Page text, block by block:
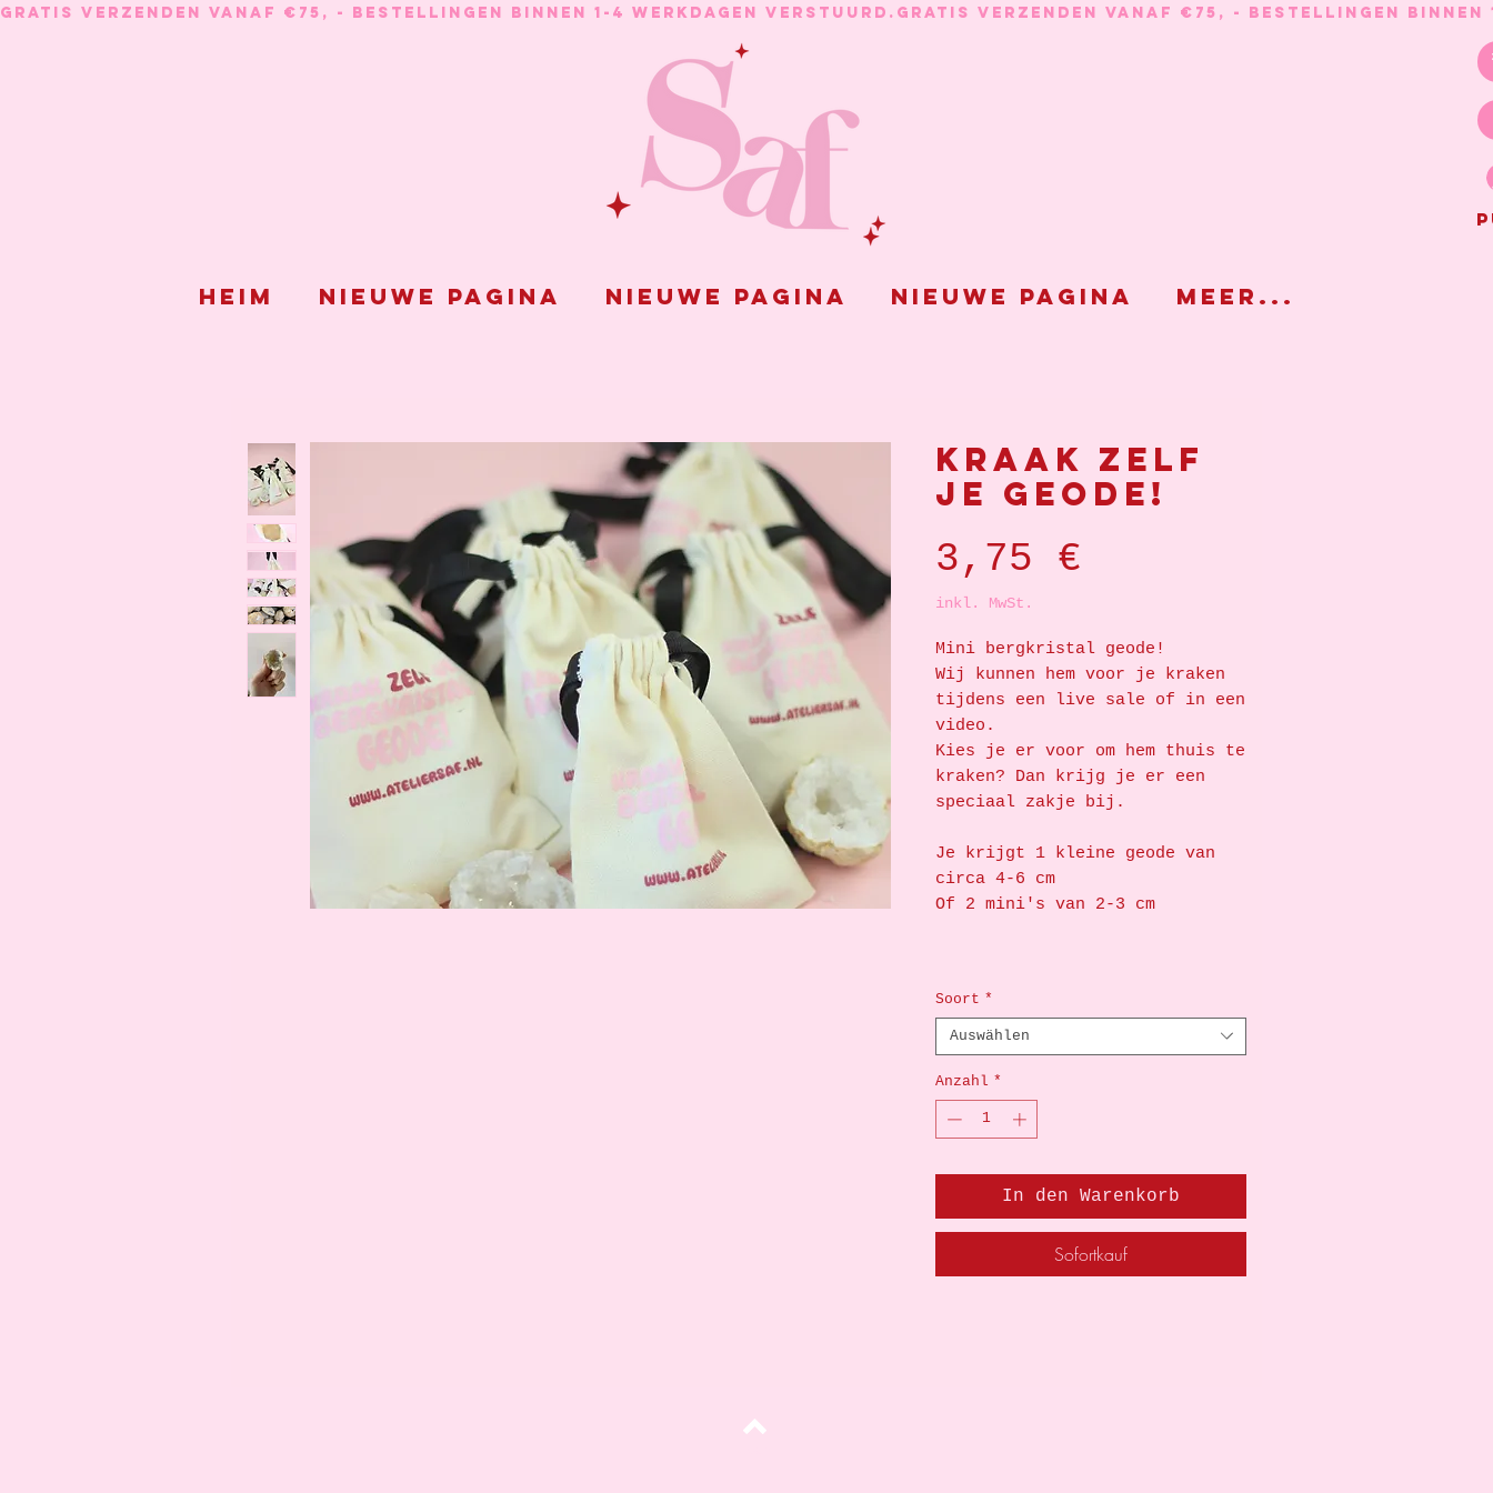
GRATIS VERZENDEN VANAF €75, - BESTELLINGEN BINNEN 1-4 WERKDAGEN VERSTUURD.
Heim Nieuwe pagina Nieuwe pagina Nieuwe pagina Meer...
Kraak zelf
je geode!
3,75 €
inkl. MwSt.
Mini bergkristal geode!
Wij kunnen hem voor je kraken
tijdens een live sale of in een
video.
Kies je er voor om hem thuis te
kraken? Dan krijg je er een
speciaal zakje bij.
Je krijgt 1 kleine geode van
circa 4-6 cm
Of 2 mini's van 2-3 cm
Soort *
Auswählen
Anzahl *
In den Warenkorb
Sofortkauf